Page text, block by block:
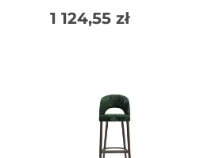
1 124,55 zł